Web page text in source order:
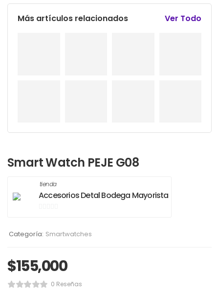
Más artículos relacionados Ver Todo
Smart Watch PEJE G08
tienda
Accesorios Detal Bodega Mayorista
5
Categoría: Smartwatches
$155,000
0 Reseñas